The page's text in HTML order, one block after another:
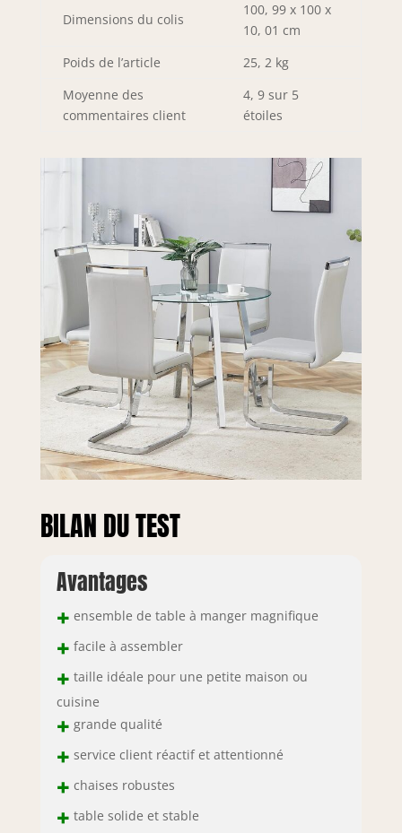
verre pour 4
personnes : avec
modernes et un
plateau en verre
transparent, cette
pour 4 personnes
crée une illusion
petits espaces
sans se sentir à
l'étroit. Son élégant
complément à une
variété de styles de
décoration.
Dimensions de la
table : 91,4 x 91,4 x
74,9 cm.
Dimensions des
chaises : 43,2 x
41,9 x 41,9 cm.
99,8 cm. cm Facile
à assembler avec
seulement 16 vis
instructions
supplémentaire
Dimensions du colis
100, 99 x 100 x
10, 01 cm
Poids de l’article
25, 2 kg
Moyenne des
commentaires client
4, 9 sur 5
étoiles
BILAN DU TEST
Avantages
+ ensemble de table à manger magnifique
+ facile à assembler
+ taille idéale pour une petite maison ou
cuisine
+ grande qualité
+ service client réactif et attentionné
+ chaises robustes
+ table solide et stable